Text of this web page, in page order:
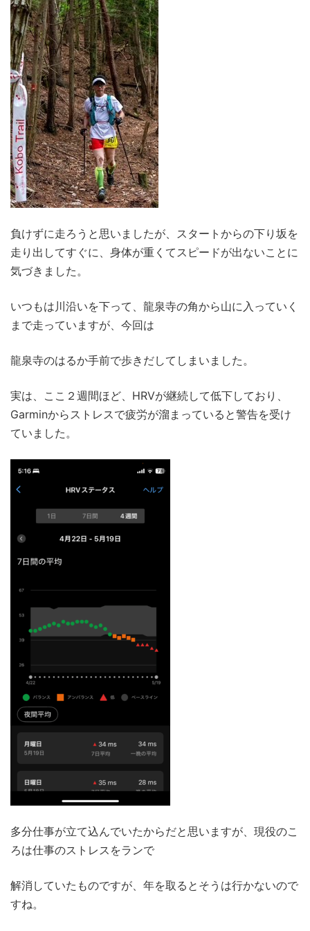
負けずに走ろうと思いましたが、スタートからの下り坂を
走り出してすぐに、身体が重くてスピードが出ないことに
気づきました。
いつもは川沿いを下って、龍泉寺の角から山に入っていく
まで走っていますが、今回は
龍泉寺のはるか手前で歩きだしてしまいました。
実は、ここ２週間ほど、HRVが継続して低下しており、
Garminからストレスで疲労が溜まっていると警告を受け
ていました。
多分仕事が立て込んでいたからだと思いますが、現役のこ
ろは仕事のストレスをランで
解消していたものですが、年を取るとそうは行かないので
すね。